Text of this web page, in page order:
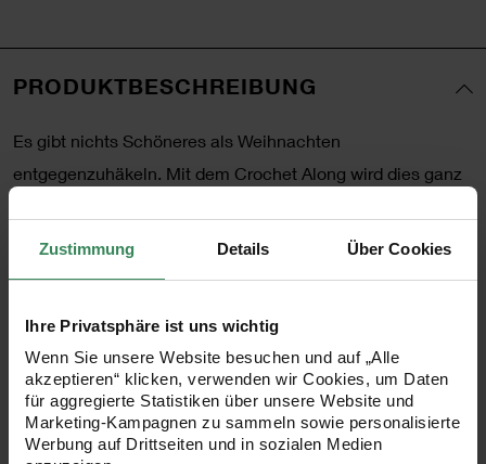
Zustimmung Details Über Cookies
Ihre Privatsphäre ist uns wichtig
Wenn Sie unsere Website besuchen und auf „Alle
akzeptieren“ klicken, verwenden wir Cookies, um Daten
für aggregierte Statistiken über unsere Website und
Marketing-Kampagnen zu sammeln sowie personalisierte
Werbung auf Drittseiten und in sozialen Medien
PRODUKTBESCHREIBUNG
Es gibt nichts Schöneres als Weihnachten
entgegenzuhäkeln. Mit dem Crochet Along wird dies ganz
Möglichkeit, acht supersüße weihnachtliche Ricorumis zu
man für das Häkeln der acht Figuren benötigt. Die
Christmas CAL Box 5 ist eine Limited Edition und
beinhaltet einen QR-Code, der direkt auf die Website zu
den dazugehörigen kostenlosen Anleitungen führt.